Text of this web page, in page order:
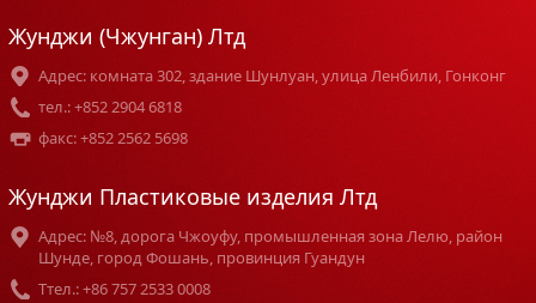
Жунджи (Чжунган) Лтд
Адрес: комната 302, здание Шунлуан, улица Ленбили, Гонконг
тел.: +852 2904 6818
факс: +852 2562 5698
Жунджи Пластиковые изделия Лтд
Адрес: №8, дорога Чжоуфу, промышленная зона Лелю, район
Шунде, город Фошань, провинция Гуандун
Tтел.: +86 757 2533 0008